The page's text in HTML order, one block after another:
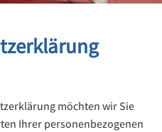
möchten wir Sie
Ihrer personenbezogenen